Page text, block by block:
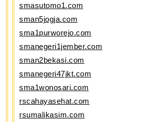
smasutomo1.com
sman5jogja.com
sma1purworejo.com
smanegeri1jember.com
sman2bekasi.com
smanegeri47jkt.com
sma1wonosari.com
rscahayasehat.com
rsumalikasim.com